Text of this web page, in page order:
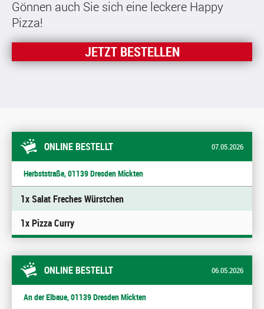
Gönnen auch Sie sich eine leckere Happy
Pizza!
JETZT BESTELLEN
ONLINE BESTELLT 07.05.2026
Herbststraße, 01139 Dresden Mickten
1x Salat Freches Würstchen
1x Pizza Curry
ONLINE BESTELLT 06.05.2026
An der Elbaue, 01139 Dresden Mickten